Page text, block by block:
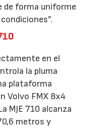
de forma uniforme
en el
la pluma
plataforma
Volvo FMX 8x4
MJE 710 alcanza
metros y